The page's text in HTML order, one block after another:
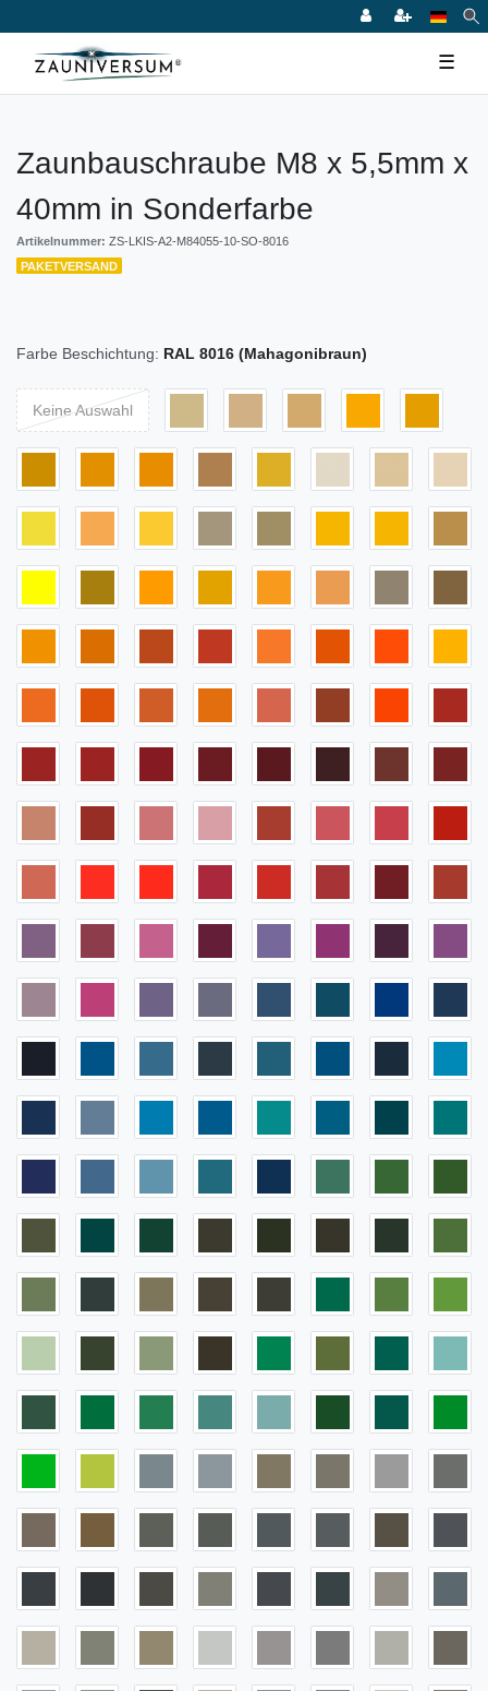
☰
Zaunbauschraube M8 x 5,5mm x
40mm in Sonderfarbe
Artikelnummer: ZS-LKIS-A2-M84055-10-SO-8016
PAKETVERSAND
Farbe Beschichtung: RAL 8016 (Mahagonibraun)
Keine Auswahl